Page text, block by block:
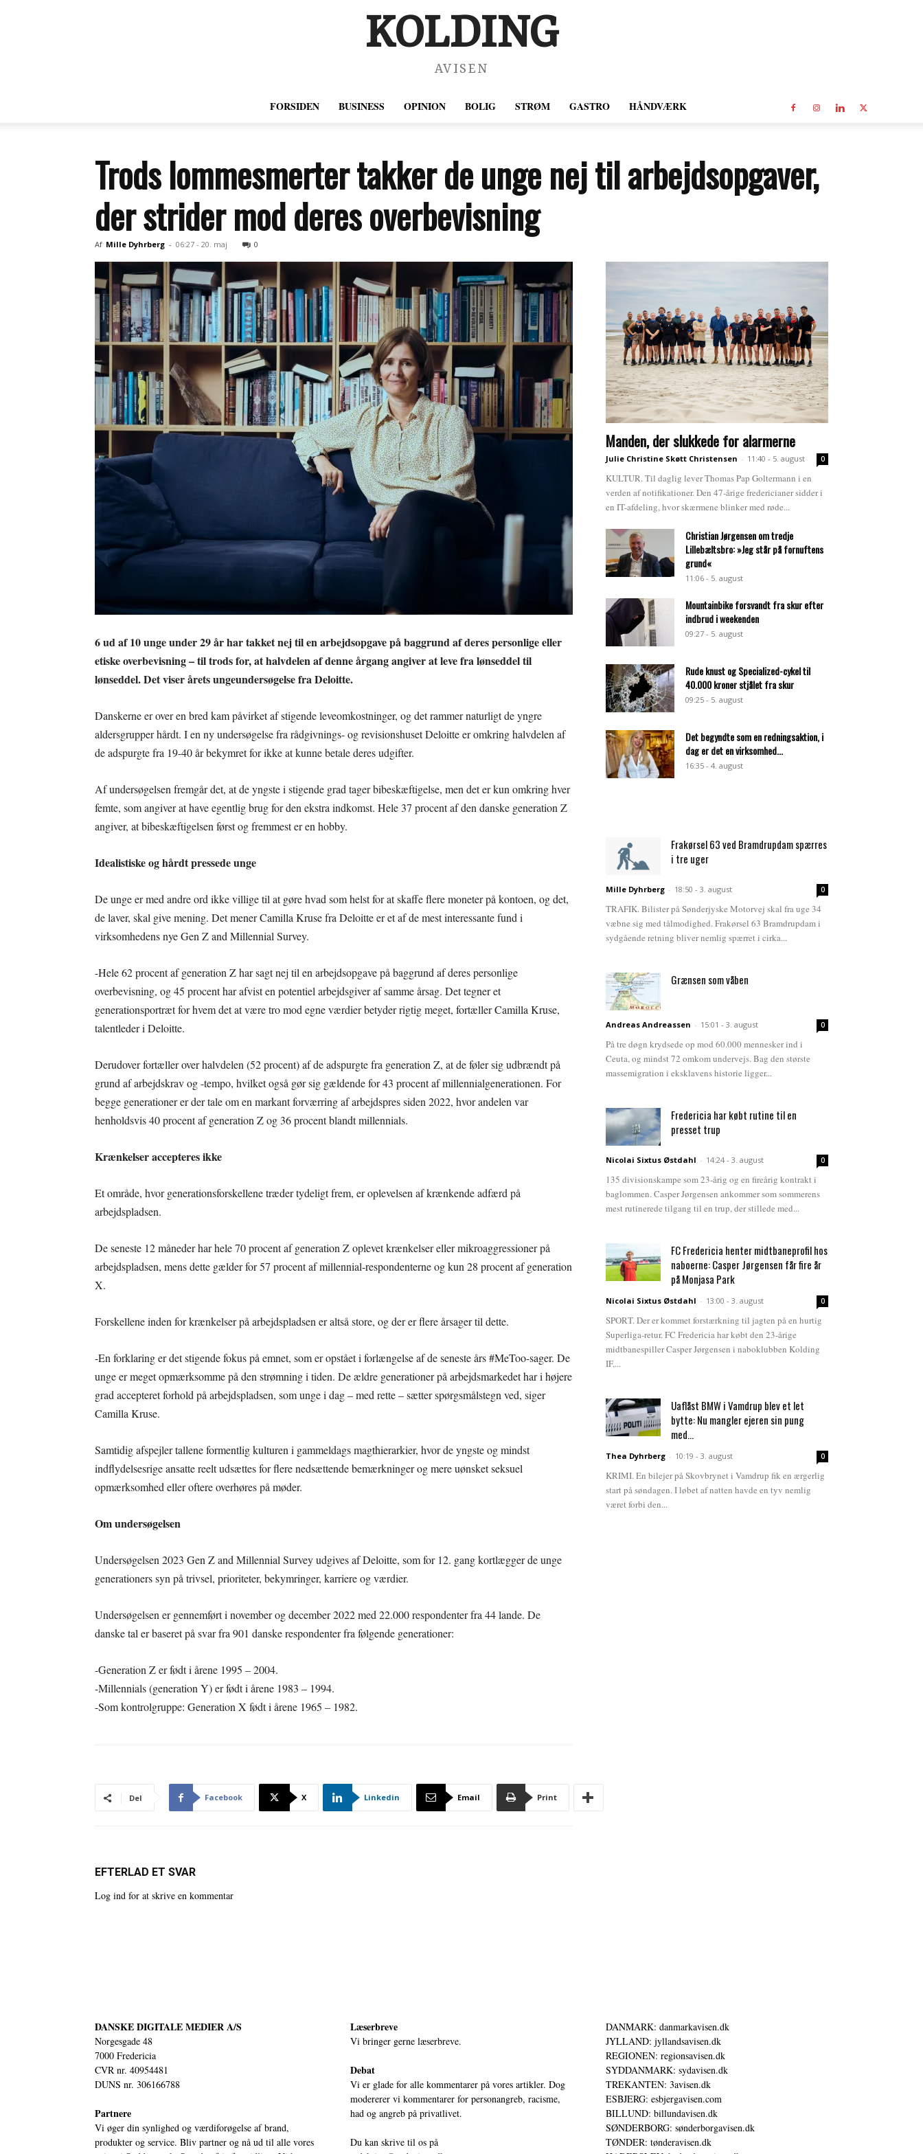
KOLDING
AVISEN
FORSIDEN BUSINESS OPINION BOLIG STRØM GASTRO HÅNDVÆRK
Trods lommesmerter takker de unge nej til arbejdsopgaver,
der strider mod deres overbevisning
Af Mille Dyhrberg - 06:27 - 20. maj 0
6 ud af 10 unge under 29 år har takket nej til en arbejdsopgave på baggrund af deres personlige eller
etiske overbevisning – til trods for, at halvdelen af denne årgang angiver at leve fra lønseddel til
lønseddel. Det viser årets ungeundersøgelse fra Deloitte.
Danskerne er over en bred kam påvirket af stigende leveomkostninger, og det rammer naturligt de yngre
aldersgrupper hårdt. I en ny undersøgelse fra rådgivnings- og revisionshuset Deloitte er omkring halvdelen af
de adspurgte fra 19-40 år bekymret for ikke at kunne betale deres udgifter.
Af undersøgelsen fremgår det, at de yngste i stigende grad tager bibeskæftigelse, men det er kun omkring hver
femte, som angiver at have egentlig brug for den ekstra indkomst. Hele 37 procent af den danske generation Z
angiver, at bibeskæftigelsen først og fremmest er en hobby.
Idealistiske og hårdt pressede unge
De unge er med andre ord ikke villige til at gøre hvad som helst for at skaffe flere moneter på kontoen, og det,
de laver, skal give mening. Det mener Camilla Kruse fra Deloitte er et af de mest interessante fund i
virksomhedens nye Gen Z and Millennial Survey.
-Hele 62 procent af generation Z har sagt nej til en arbejdsopgave på baggrund af deres personlige
overbevisning, og 45 procent har afvist en potentiel arbejdsgiver af samme årsag. Det tegner et
generationsportræt for hvem det at være tro mod egne værdier betyder rigtig meget, fortæller Camilla Kruse,
talentleder i Deloitte.
Derudover fortæller over halvdelen (52 procent) af de adspurgte fra generation Z, at de føler sig udbrændt på
grund af arbejdskrav og -tempo, hvilket også gør sig gældende for 43 procent af millennialgenerationen. For
begge generationer er der tale om en markant forværring af arbejdspres siden 2022, hvor andelen var
henholdsvis 40 procent af generation Z og 36 procent blandt millennials.
Krænkelser accepteres ikke
Et område, hvor generationsforskellene træder tydeligt frem, er oplevelsen af krænkende adfærd på
arbejdspladsen.
De seneste 12 måneder har hele 70 procent af generation Z oplevet krænkelser eller mikroaggressioner på
arbejdspladsen, mens dette gælder for 57 procent af millennial-respondenterne og kun 28 procent af generation
X.
Forskellene inden for krænkelser på arbejdspladsen er altså store, og der er flere årsager til dette.
-En forklaring er det stigende fokus på emnet, som er opstået i forlængelse af de seneste års #MeToo-sager. De
unge er meget opmærksomme på den strømning i tiden. De ældre generationer på arbejdsmarkedet har i højere
grad accepteret forhold på arbejdspladsen, som unge i dag – med rette – sætter spørgsmålstegn ved, siger
Camilla Kruse.
Samtidig afspejler tallene formentlig kulturen i gammeldags magthierarkier, hvor de yngste og mindst
indflydelsesrige ansatte reelt udsættes for flere nedsættende bemærkninger og mere uønsket seksuel
opmærksomhed eller oftere overhøres på møder.
Om undersøgelsen
Undersøgelsen 2023 Gen Z and Millennial Survey udgives af Deloitte, som for 12. gang kortlægger de unge
generationers syn på trivsel, prioriteter, bekymringer, karriere og værdier.
Undersøgelsen er gennemført i november og december 2022 med 22.000 respondenter fra 44 lande. De
danske tal er baseret på svar fra 901 danske respondenter fra følgende generationer:
-Generation Z er født i årene 1995 – 2004.
-Millennials (generation Y) er født i årene 1983 – 1994.
-Som kontrolgruppe: Generation X født i årene 1965 – 1982.
Del Facebook X Linkedin Email Print
EFTERLAD ET SVAR
Log ind for at skrive en kommentar
Manden, der slukkede for alarmerne
Julie Christine Skøtt Christensen - 11:40 - 5. august 0
KULTUR. Til daglig lever Thomas Pap Goltermann i en
verden af notifikationer. Den 47-årige fredericianer sidder i
en IT-afdeling, hvor skærmene blinker med røde...
Christian Jørgensen om tredje
Lillebæltsbro: »Jeg står på fornuftens
grund«
11:06 - 5. august
Mountainbike forsvandt fra skur efter
indbrud i weekenden
09:27 - 5. august
Rude knust og Specialized-cykel til
40.000 kroner stjålet fra skur
09:25 - 5. august
Det begyndte som en redningsaktion, i
dag er det en virksomhed...
16:35 - 4. august
Frakørsel 63 ved Bramdrupdam spærres
i tre uger
Mille Dyhrberg - 18:50 - 3. august 0
TRAFIK. Bilister på Sønderjyske Motorvej skal fra uge 34
væbne sig med tålmodighed. Frakørsel 63 Bramdrupdam i
sydgående retning bliver nemlig spærret i cirka...
Grænsen som våben
Andreas Andreassen - 15:01 - 3. august 0
På tre døgn krydsede op mod 60.000 mennesker ind i
Ceuta, og mindst 72 omkom undervejs. Bag den største
massemigration i eksklavens historie ligger...
Fredericia har købt rutine til en
presset trup
Nicolai Sixtus Østdahl - 14:24 - 3. august 0
135 divisionskampe som 23-årig og en fireårig kontrakt i
baglommen. Casper Jørgensen ankommer som sommerens
mest rutinerede tilgang til en trup, der stillede med...
FC Fredericia henter midtbaneprofil hos
naboerne: Casper Jørgensen får fire år
på Monjasa Park
Nicolai Sixtus Østdahl - 13:00 - 3. august 0
SPORT. Der er kommet forstærkning til jagten på en hurtig
Superliga-retur. FC Fredericia har købt den 23-årige
midtbanespiller Casper Jørgensen i naboklubben Kolding
IF,...
Uaflåst BMW i Vamdrup blev et let
bytte: Nu mangler ejeren sin pung
med...
Thea Dyhrberg - 10:19 - 3. august 0
KRIMI. En bilejer på Skovbrynet i Vamdrup fik en ærgerlig
start på søndagen. I løbet af natten havde en tyv nemlig
været forbi den...
DANSKE DIGITALE MEDIER A/S
Norgesgade 48
7000 Fredericia
CVR nr. 40954481
DUNS nr. 306166788
Partnere
Vi øger din synlighed og værdiforøgelse af brand,
produkter og service. Bliv partner og nå ud til alle vores
Læserbreve
Vi bringer gerne læserbreve.
Debat
Vi er glade for alle kommentarer på vores artikler. Dog
modererer vi kommentarer for personangreb, racisme,
had og angreb på privatlivet.
Du kan skrive til os på
DANMARK: danmarkavisen.dk
JYLLAND: jyllandsavisen.dk
REGIONEN: regionsavisen.dk
SYDDANMARK: sydavisen.dk
TREKANTEN: 3avisen.dk
ESBJERG: esbjergavisen.com
BILLUND: billundavisen.dk
SØNDERBORG: sønderborgavisen.dk
TØNDER: tønderavisen.dk